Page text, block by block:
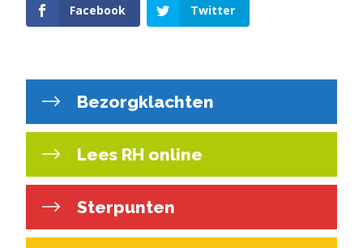
Facebook Twitter
Bezorgklachten
Lees RH online
Sterpunten